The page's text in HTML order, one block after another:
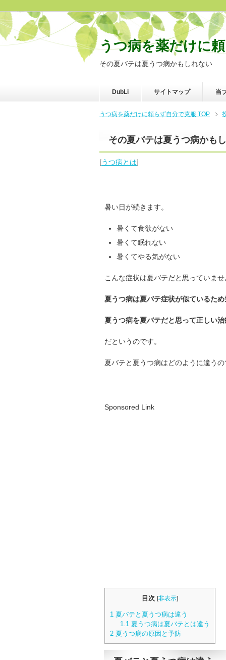
うつ病を薬だけに
その夏バテは夏うつ病かもしれない
DubLi サイトマップ 当
うつ病を薬だけに頼らず自分で克服 TOP
その夏バテは夏うつ病かも
[うつ病とは]
暑い日が続きます。
暑くて食欲がない
暑くて眠れない
暑くてやる気がない
こんな症状は夏バテだと思っていま
夏うつ病は夏バテ症状が似ているた
夏うつ病を夏バテだと思って正しい
だというのです。
夏バテと夏うつ病はどのように違う
Sponsored Link
目次 [非表示]
1 夏バテと夏うつ病は違う
1.1 夏うつ病は夏バテとは違う
2 夏うつ病の原因と予防